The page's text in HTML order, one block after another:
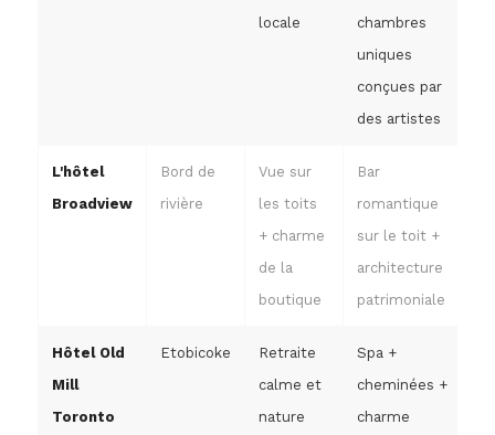
locale
chambres
uniques
conçues par
des artistes
L'hôtel
Broadview
Bord de
rivière
Vue sur
les toits
+ charme
de la
boutique
Bar
romantique
sur le toit +
architecture
patrimoniale
Hôtel Old
Mill
Toronto
Etobicoke
Retraite
calme et
nature
Spa +
cheminées +
charme